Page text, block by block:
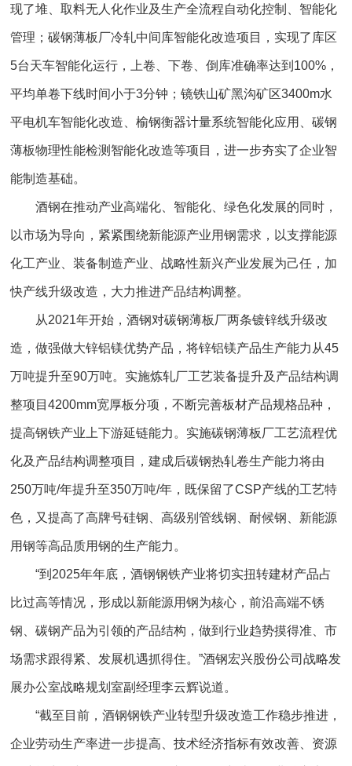
现了堆、取料无人化作业及生产全流程自动化控制、智能化
管理；碳钢薄板厂冷轧中间库智能化改造项目，实现了库区
5台天车智能化运行，上卷、下卷、倒库准确率达到100%，
平均单卷下线时间小于3分钟；镜铁山矿黑沟矿区3400m水
平电机车智能化改造、榆钢衡器计量系统智能化应用、碳钢
薄板物理性能检测智能化改造等项目，进一步夯实了企业智
能制造基础。
酒钢在推动产业高端化、智能化、绿色化发展的同时，
以市场为导向，紧紧围绕新能源产业用钢需求，以支撑能源
化工产业、装备制造产业、战略性新兴产业发展为己任，加
快产线升级改造，大力推进产品结构调整。
从2021年开始，酒钢对碳钢薄板厂两条镀锌线升级改
造，做强做大锌铝镁优势产品，将锌铝镁产品生产能力从45
万吨提升至90万吨。实施炼轧厂工艺装备提升及产品结构调
整项目4200mm宽厚板分项，不断完善板材产品规格品种，
提高钢铁产业上下游延链能力。实施碳钢薄板厂工艺流程优
化及产品结构调整项目，建成后碳钢热轧卷生产能力将由
250万吨/年提升至350万吨/年，既保留了CSP产线的工艺特
色，又提高了高牌号硅钢、高级别管线钢、耐候钢、新能源
用钢等高品质用钢的生产能力。
“到2025年年底，酒钢钢铁产业将切实扭转建材产品占
比过高等情况，形成以新能源用钢为核心，前沿高端不锈
钢、碳钢产品为引领的产品结构，做到行业趋势摸得准、市
场需求跟得紧、发展机遇抓得住。”酒钢宏兴股份公司战略发
展办公室战略规划室副经理李云辉说道。
“截至目前，酒钢钢铁产业转型升级改造工作稳步推进，
企业劳动生产率进一步提高、技术经济指标有效改善、资源